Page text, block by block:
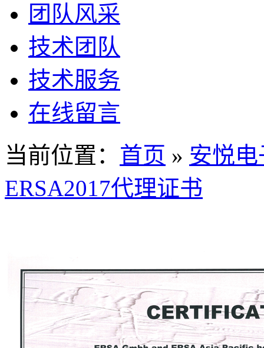
团队风采
技术团队
技术服务
在线留言
当前位置： 首页 » 安悦
ERSA2017代理证书